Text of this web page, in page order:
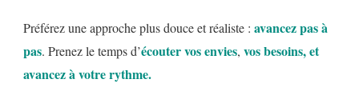
Préférez une approche plus douce et réaliste : avancez pas à
pas. Prenez le temps d’écouter vos envies, vos besoins, et
avancez à votre rythme.